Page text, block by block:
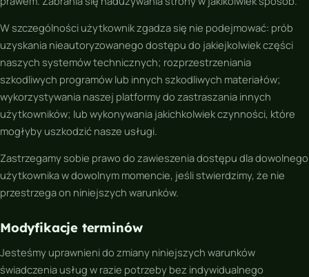
W szczególności użytkownik zgadza się nie podejmować: prób
uzyskania nieautoryzowanego dostępu do jakiejkolwiek części
naszych systemów technicznych; rozprzestrzeniania
szkodliwych programów lub innych szkodliwych materiałów;
wykorzystywania naszej platformy do zastraszania innych
użytkowników; lub wykonywania jakichkolwiek czynności, które
mogłyby uszkodzić nasze usługi.
Zastrzegamy sobie prawo do zawieszenia dostępu dla dowolnego
użytkownika w dowolnym momencie, jeśli stwierdzimy, że nie
przestrzega on niniejszych warunków.
Modyfikacje terminów
Jesteśmy uprawnieni do zmiany niniejszych warunków
świadczenia usług w razie potrzeby bez indywidualnego